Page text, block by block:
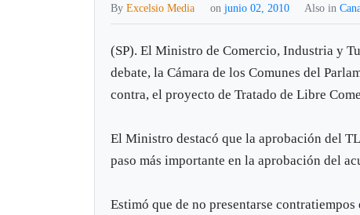
ByExcelsio Media onjunio 02, 2010 Also in
(SP). El Ministro de Comercio, Industria y
debate, la Cámara de los Comunes del
contra, el proyecto de Tratado de Libre
El Ministro destacó que la aprobación del
paso más importante en la aprobación del
Estimó que de no presentarse